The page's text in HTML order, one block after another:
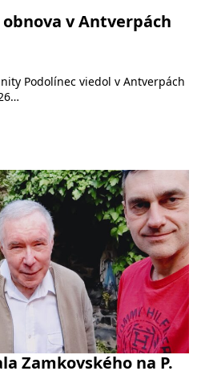
v Antverpách
Podolínec viedol v Antverpách
Zamkovského na P.